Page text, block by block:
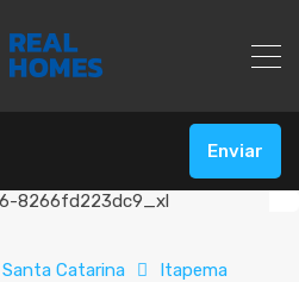
Enviar
Santa Catarina Itapema